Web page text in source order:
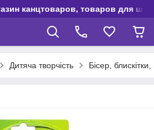
канцтоваров, товаров для
Дитяча творчість Бісер,